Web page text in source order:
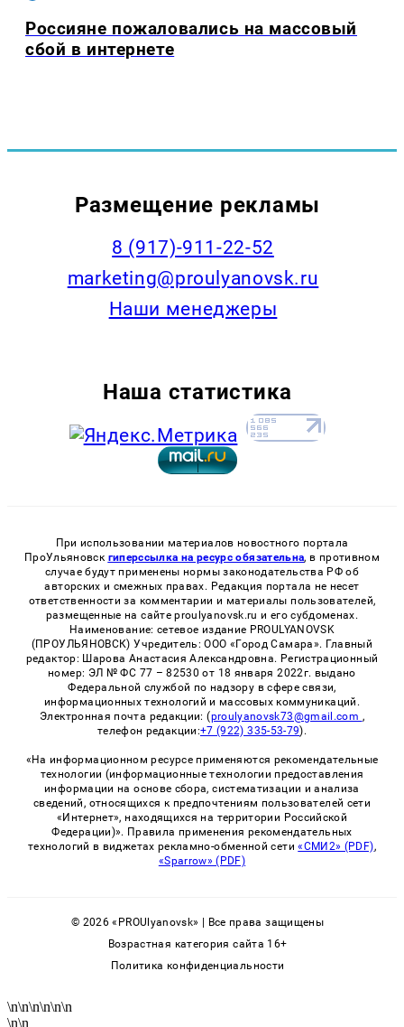
Россияне пожаловались на массовый
сбой в интернете
Размещение рекламы
8 (917)-911-22-52
marketing@proulyanovsk.ru
Наши менеджеры
Наша статистика
При использовании материалов новостного портала
ПроУльяновск гиперссылка на ресурс обязательна, в противном
случае будут применены нормы законодательства РФ об
авторских и смежных правах. Редакция портала не несет
ответственности за комментарии и материалы пользователей,
размещенные на сайте proulyanovsk.ru и его субдоменах.
Наименование: сетевое издание PROULYANOVSK
(ПРОУЛЬЯНОВСК) Учредитель: ООО «Город Самара». Главный
редактор: Шарова Анастасия Александровна. Регистрационный
номер: ЭЛ № ФС 77 – 82530 от 18 января 2022г. выдано
Федеральной службой по надзору в сфере связи,
информационных технологий и массовых коммуникаций.
Электронная почта редакции: (proulyanovsk73@gmail.com ,
телефон редакции:+7 (922) 335-53-79).
«На информационном ресурсе применяются рекомендательные
технологии (информационные технологии предоставления
информации на основе сбора, систематизации и анализа
сведений, относящихся к предпочтениям пользователей сети
«Интернет», находящихся на территории Российской
Федерации)». Правила применения рекомендательных
технологий в виджетах рекламно-обменной сети«СМИ2» (PDF),
«Sparrow» (PDF)
© 2026 «PROUlyanovsk» | Все права защищены
Возрастная категория сайта 16+
Политика конфиденциальности
\n\n\n\n\n\n
\n\n